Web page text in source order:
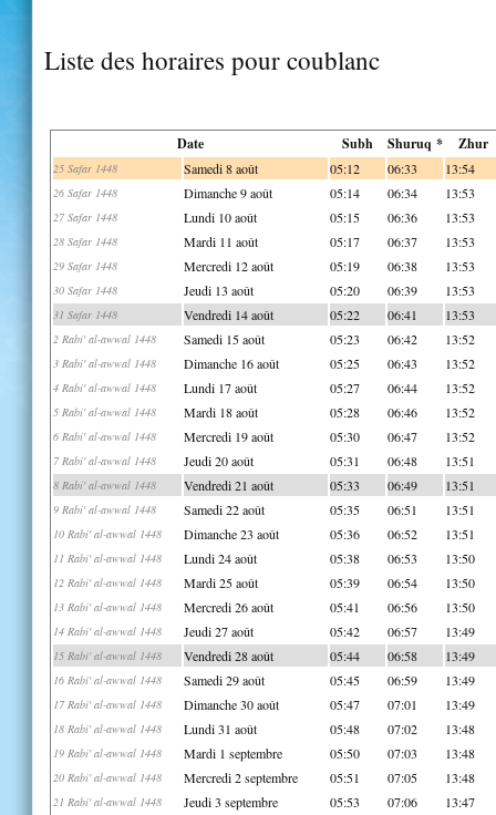
Liste des horaires pour coublanc
Date Subh Shuruq * Zhur
25 Safar 1448 Samedi 8 août 05:12 06:33 13:54
26 Safar 1448 Dimanche 9 août 05:14 06:34 13:53
27 Safar 1448 Lundi 10 août 05:15 06:36 13:53
28 Safar 1448 Mardi 11 août 05:17 06:37 13:53
29 Safar 1448 Mercredi 12 août 05:19 06:38 13:53
30 Safar 1448 Jeudi 13 août 05:20 06:39 13:53
31 Safar 1448 Vendredi 14 août 05:22 06:41 13:53
2 Rabi' al-awwal 1448 Samedi 15 août 05:23 06:42 13:52
3 Rabi' al-awwal 1448 Dimanche 16 août 05:25 06:43 13:52
4 Rabi' al-awwal 1448 Lundi 17 août 05:27 06:44 13:52
5 Rabi' al-awwal 1448 Mardi 18 août 05:28 06:46 13:52
6 Rabi' al-awwal 1448 Mercredi 19 août 05:30 06:47 13:52
7 Rabi' al-awwal 1448 Jeudi 20 août 05:31 06:48 13:51
8 Rabi' al-awwal 1448 Vendredi 21 août 05:33 06:49 13:51
9 Rabi' al-awwal 1448 Samedi 22 août 05:35 06:51 13:51
10 Rabi' al-awwal 1448 Dimanche 23 août 05:36 06:52 13:51
11 Rabi' al-awwal 1448 Lundi 24 août 05:38 06:53 13:50
12 Rabi' al-awwal 1448 Mardi 25 août 05:39 06:54 13:50
13 Rabi' al-awwal 1448 Mercredi 26 août 05:41 06:56 13:50
14 Rabi' al-awwal 1448 Jeudi 27 août 05:42 06:57 13:49
15 Rabi' al-awwal 1448 Vendredi 28 août 05:44 06:58 13:49
16 Rabi' al-awwal 1448 Samedi 29 août 05:45 06:59 13:49
17 Rabi' al-awwal 1448 Dimanche 30 août 05:47 07:01 13:49
18 Rabi' al-awwal 1448 Lundi 31 août 05:48 07:02 13:48
19 Rabi' al-awwal 1448 Mardi 1 septembre 05:50 07:03 13:48
20 Rabi' al-awwal 1448 Mercredi 2 septembre 05:51 07:05 13:48
21 Rabi' al-awwal 1448 Jeudi 3 septembre 05:53 07:06 13:47